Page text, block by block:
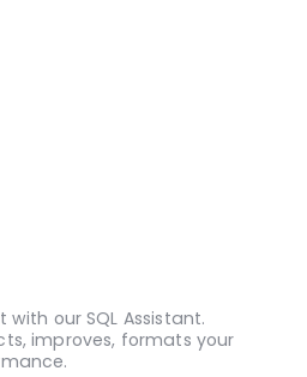
with our SQL Assistant.
improves, formats your